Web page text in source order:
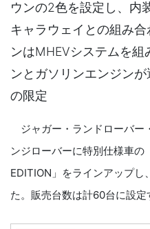
ウンの2色を設定し、内
キャラウェイとの組み
ンはMHEVシステムを
ンとガソリンエンジン
の限定
ジャガー・ランドローバー
ンジローバーに特別仕様車の
EDITION」をラインアップし
た。販売台数は計60台に設定